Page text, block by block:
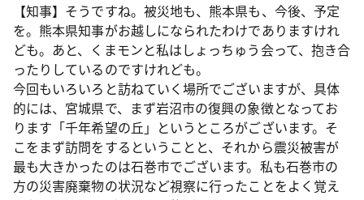
【知事】そうですね。被災地も、熊本県も、今後、予定
を。熊本県知事がお越しになられたわけでありますけれ
ども。あと、くまモンと私はしょっちゅう会って、抱き合
ったりしているのですけれども。
今回もいろいろと訪ねていく場所でございますが、具体
的には、宮城県で、まず岩沼市の復興の象徴となってお
ります「千年希望の丘」というところがございます。そ
こをまず訪問をするということと、それから震災被害が
最も大きかったのは石巻市でございます。私も石巻市の
方の災害廃棄物の状況など視察に行ったことをよく覚え